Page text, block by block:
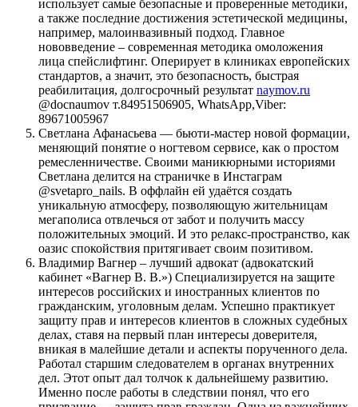
использует самые безопасные и проверенные методики,
а также последние достижения эстетической медицины,
например, малоинвазивный подход. Главное
нововведение – современная методика омоложения
лица спейслифтинг. Оперирует в клиниках европейских
стандартов, а значит, это безопасность, быстрая
реабилитация, долгосрочный результат naymov.ru
@docnaumov т.84951506905, WhatsApp,Viber:
89671005967
Светлана Афанасьева — бьюти-мастер новой формации,
меняющий понятие о ногтевом сервисе, как о простом
ремесленничестве. Своими маникюрными историями
Светлана делится на страничке в Инстаграм
@svetapro_nails. В оффлайн ей удаётся создать
уникальную атмосферу, позволяющую жительницам
мегаполиса отвлечься от забот и получить массу
положительных эмоций. И это релакс-пространство, как
оазис спокойствия притягивает своим позитивом.
Владимир Вагнер – лучший адвокат (адвокатский
кабинет «Вагнер В. В.») Специализируется на защите
интересов российских и иностранных клиентов по
гражданским, уголовным делам. Успешно практикует
защиту прав и интересов клиентов в сложных судебных
делах, ставя на первый план интересы доверителя,
вникая в малейшие детали и аспекты порученного дела.
Работал старшим следователем в органах внутренних
дел. Этот опыт дал толчок к дальнейшему развитию.
Именно после работы в следствии понял, что его